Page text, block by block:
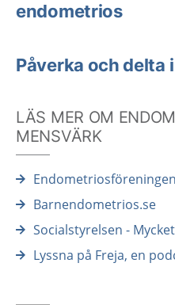
endometrios
Påverka och delta
LÄS MER OM
MENSVÄRK
Endometriosföreningen
Barnendometrios.se
Socialstyrelsen -
Lyssna på Freja, en